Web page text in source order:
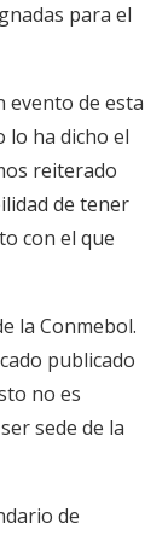
para el
evento de esta
lo ha dicho el
reiterado
de tener
con el que
la Conmebol.
publicado
no es
sede de la
de